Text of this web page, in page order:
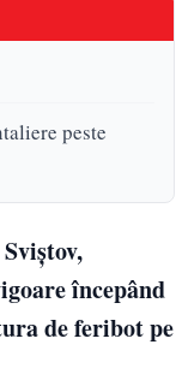
peste
începând
de feribot pe